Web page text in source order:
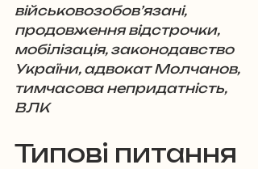
військовозобов’язані,
продовження відстрочки,
мобілізація, законодавство
України, адвокат Молчанов,
тимчасова непридатність,
ВЛК
Типові питання